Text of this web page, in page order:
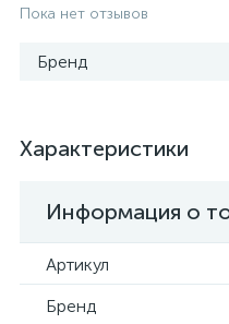
Пока нет отзывов
Бренд
Характеристики
Информация о
Артикул
Бренд